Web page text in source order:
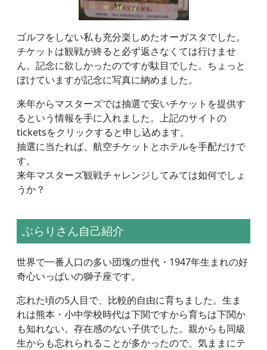
ゴルフをしない私も充分楽しめたオーガスタでした。
チケットは観戦が終ると必ず返さなくては行けませ
ん。記念に欲しかったのですが駄目でした。ちょっと
ぼけていますが記念に写真に納めました。
来年からマスターズでは抽選で安いチケットを提供す
るという情報を手に入れました。上記のサイトの
ticketsをクリックすると申し込めます。
抽選に当たれば、航空チケットとホテルを手配だけで
す。
来年マスターズ観戦チャレンジしてみては如何でしょ
うか？
ぶらりさん自己紹介
世界で一番人口の多い団塊の世代・1947年生まれの好
奇心いっぱいの獅子座です。
忘れた頃の5人目で、比較的自由に育ちました。生ま
れは熊本・小中学校時代は下関ですから育ちは下関か
も知れない。存在感のない子供でした。親からも同級
生からも忘れられることが多かったので、気ままにテ